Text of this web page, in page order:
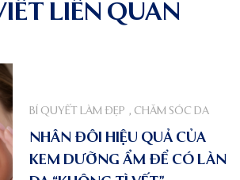
LIÊN QUAN
BÍ QUYẾT LÀM ĐẸP , CHĂM SÓC DA
NHÂN ĐÔI HIỆU QUẢ CỦA
KEM DƯỠNG ẨM ĐỂ CÓ LÀN